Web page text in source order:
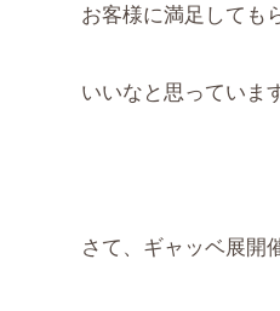
お客様に満足しても
いいなと思っていま
さて、ギャッベ展開